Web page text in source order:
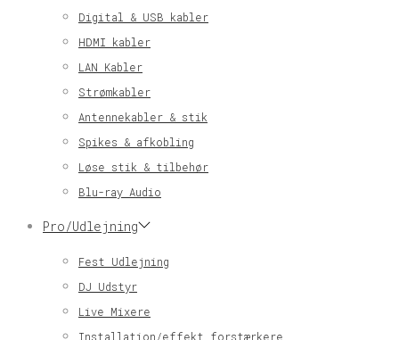
Digital & USB kabler
HDMI kabler
LAN Kabler
Strømkabler
Antennekabler & stik
Spikes & afkobling
Løse stik & tilbehør
Blu-ray Audio
Pro/Udlejning
Fest Udlejning
DJ Udstyr
Live Mixere
Installation/effekt forstærkere